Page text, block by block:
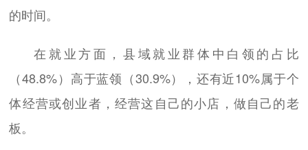
的时间。
在就业方面，县域就业群体中白领的占比
（48.8%）高于蓝领（30.9%），还有近10%属于个
体经营或创业者，经营这自己的小店，做自己的老
板。